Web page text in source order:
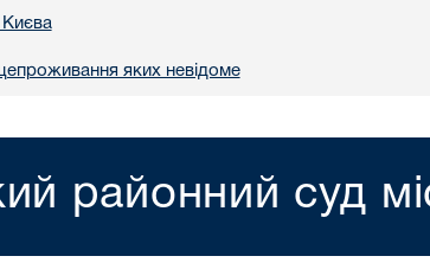
Києва
яких невідоме
районний суд